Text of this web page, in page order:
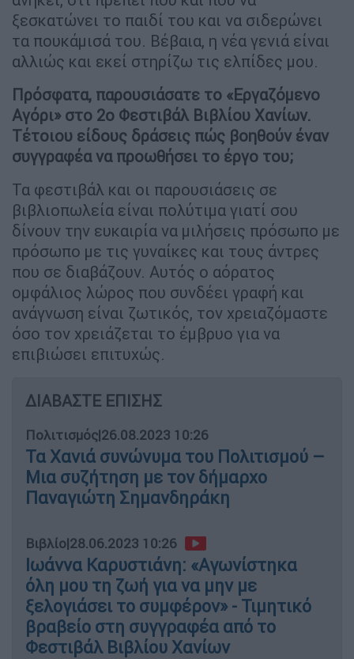
ξεσκατώνει το παιδί του και να σιδερώνει
τα πουκάμισά του. Βέβαια, η νέα γενιά είναι
αλλιώς και εκεί στηρίζω τις ελπίδες μου.
Πρόσφατα, παρουσιάσατε το «Εργαζόμενο
Αγόρι» στο 2ο Φεστιβάλ Βιβλίου Χανίων.
Τέτοιου είδους δράσεις πώς βοηθούν έναν
συγγραφέα να προωθήσει το έργο του;
Τα φεστιβάλ και οι παρουσιάσεις σε
βιβλιοπωλεία είναι πολύτιμα γιατί σου
δίνουν την ευκαιρία να μιλήσεις πρόσωπο με
πρόσωπο με τις γυναίκες και τους άντρες
που σε διαβάζουν. Αυτός ο αόρατος
ομφάλιος λώρος που συνδέει γραφή και
ανάγνωση είναι ζωτικός, τον χρειαζόμαστε
όσο τον χρειάζεται το έμβρυο για να
επιβιώσει επιτυχώς.
ΔΙΑΒΑΣΤΕ ΕΠΙΣΗΣ
Πολιτισμός|26.08.2023 10:26
Τα Χανιά συνώνυμα του Πολιτισμού –
Μια συζήτηση με τον δήμαρχο
Παναγιώτη Σημανδηράκη
Βιβλίο|28.06.2023 10:26
Ιωάννα Καρυστιάνη: «Αγωνίστηκα
όλη μου τη ζωή για να μην με
ξελογιάσει το συμφέρον» - Τιμητικό
βραβείο στη συγγραφέα από το
Φεστιβάλ Βιβλίου Χανίων